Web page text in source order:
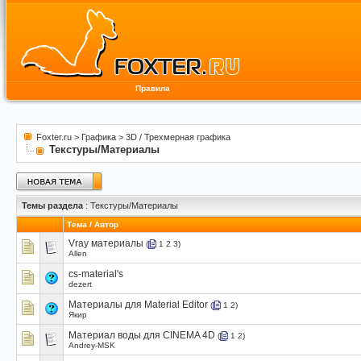
Правила
Foxter.ru > Графика > 3D / Трехмерная графика
Текстуры/Материалы
Темы раздела : Текстуры/Материалы
Тема / Автор
Vray материалы ( 1 2 3)
Allen
сs-material's
dezert
Материалы для Material Editor ( 1 2)
Якир
Материал воды для CINEMA 4D ( 1 2)
Andrey-MSK